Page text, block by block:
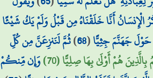
الْإِنسَانُ أَنَّا خَلَقْنَاهُ مِن قَبْلُ وَلَمْ يَكُ شَيْئًا
جَهَنَّمَ جِثِيًّا(
68
)ثُمَّ لَنَنزِعَنَّ مِن كُلِّ
هُمْ أَوْلَىٰ بِهَا صِلِيًّا (70)
وَإِن مِّنكُمْ